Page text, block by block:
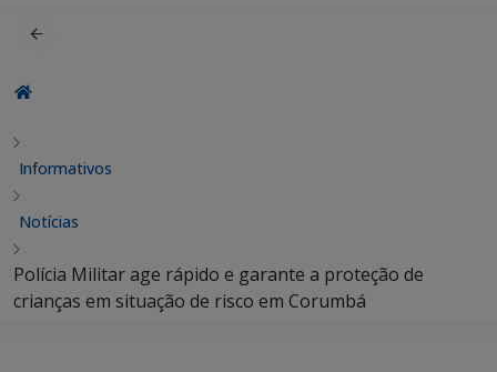
Informativos
Notícias
Polícia Militar age rápido e garante a proteção de
crianças em situação de risco em Corumbá